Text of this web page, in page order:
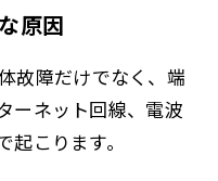
原因
故障だけでなく、端
ーネット回線、電波
こります。